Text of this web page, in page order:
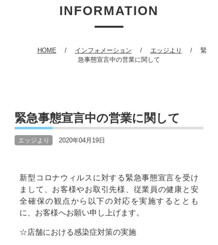
INFORMATION
HOME インフォメーション エッジより
緊
急事態宣言中の営業に関して
緊急事態宣言中の営業に関して
エッジより 2020年04月19日
新型コロナウィルスに対する緊急事態宣言を受け
まして、お客様やお取引先様、従業員の健康と安
全確保の観点から以下の対応を実施するととも
に、お客様へお願い申し上げます。
☆店舗における感染症対策の実施